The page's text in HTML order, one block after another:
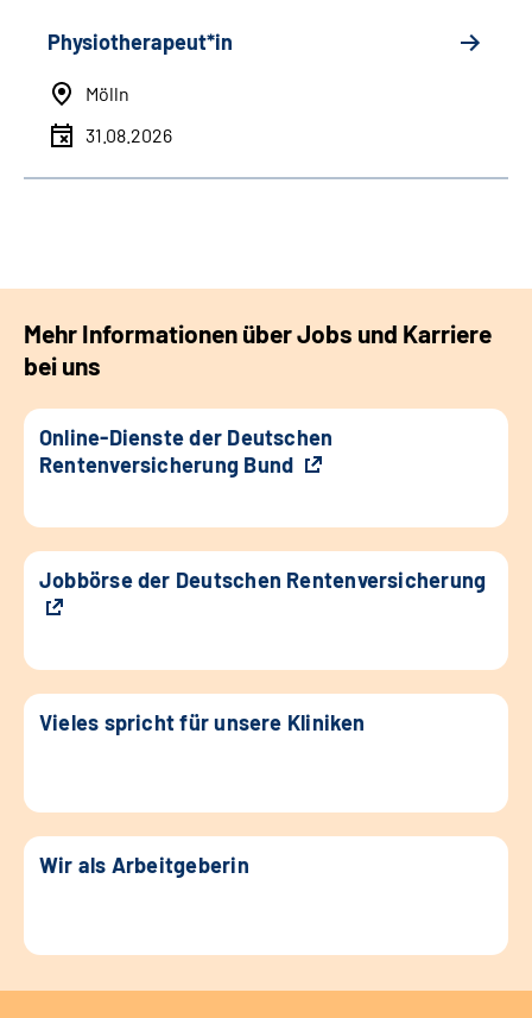
Physiotherapeut*in
Mölln
31.08.2026
Mehr Informationen über Jobs und Karriere
bei uns
Online-Dienste der Deutschen
Rentenversicherung Bund
Jobbörse der Deutschen Rentenversicherung
Vieles spricht für unsere Kliniken
Wir als Arbeitgeberin